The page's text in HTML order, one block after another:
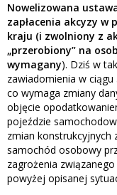
Nowelizowana
zapłacenia akcyzy
kraju (i zwolniony z
„przerobiony” na
wymagany). Dziś w
zawiadomienia w
co wymaga zmiany
objęcie
pojeździe
zmian konstrukcyjnych
samochód osobowy
zagrożenia
powyżej opisanej